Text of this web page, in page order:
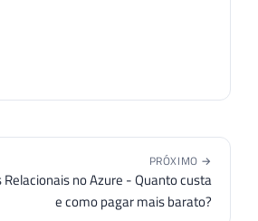
PRÓXIMO →
no Azure - Quanto custa
e como pagar mais barato?